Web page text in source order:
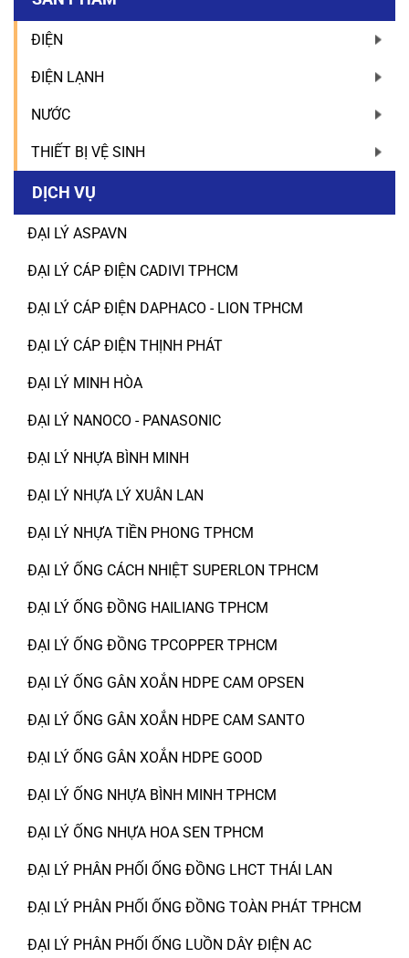
ĐIỆN
ĐIỆN LẠNH
NƯỚC
THIẾT BỊ VỆ SINH
DỊCH VỤ
ĐẠI LÝ ASPAVN
ĐẠI LÝ CÁP ĐIỆN CADIVI TPHCM
ĐẠI LÝ CÁP ĐIỆN DAPHACO - LION TPHCM
ĐẠI LÝ CÁP ĐIỆN THỊNH PHÁT
ĐẠI LÝ MINH HÒA
ĐẠI LÝ NANOCO - PANASONIC
ĐẠI LÝ NHỰA BÌNH MINH
ĐẠI LÝ NHỰA LÝ XUÂN LAN
ĐẠI LÝ NHỰA TIỀN PHONG TPHCM
ĐẠI LÝ ỐNG CÁCH NHIỆT SUPERLON TPHCM
ĐẠI LÝ ỐNG ĐỒNG HAILIANG TPHCM
ĐẠI LÝ ỐNG ĐỒNG TPCOPPER TPHCM
ĐẠI LÝ ỐNG GÂN XOẮN HDPE CAM OPSEN
ĐẠI LÝ ỐNG GÂN XOẮN HDPE CAM SANTO
ĐẠI LÝ ỐNG GÂN XOẮN HDPE GOOD
ĐẠI LÝ ỐNG NHỰA BÌNH MINH TPHCM
ĐẠI LÝ ỐNG NHỰA HOA SEN TPHCM
ĐẠI LÝ PHÂN PHỐI ỐNG ĐỒNG LHCT THÁI LAN
ĐẠI LÝ PHÂN PHỐI ỐNG ĐỒNG TOÀN PHÁT TPHCM
ĐẠI LÝ PHÂN PHỐI ỐNG LUỒN DÂY ĐIỆN AC